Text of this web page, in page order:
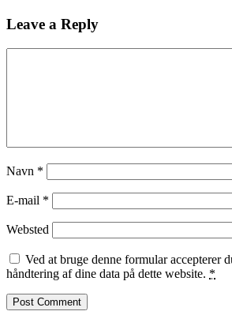
Leave a Reply
Navn *
E-mail *
Websted
Ved at bruge denne formular accepterer
håndtering af dine data på dette website. *